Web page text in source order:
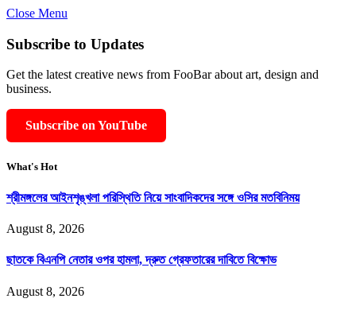
Close Menu
Subscribe to Updates
Get the latest creative news from FooBar about art, design and
business.
Subscribe on YouTube
What's Hot
শ্রীমঙ্গলের আইনশৃঙ্খলা পরিস্থিতি নিয়ে সাংবাদিকদের সঙ্গে ওসির মতবিনিময়
August 8, 2026
ছাতকে বিএনপি নেতার ওপর হামলা, দ্রুত গ্রেফতারের দাবিতে বিক্ষোভ
August 8, 2026